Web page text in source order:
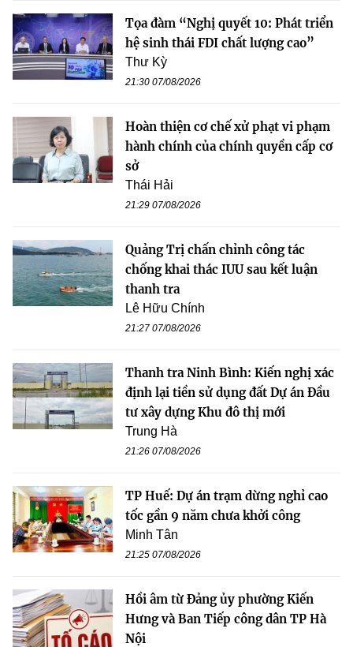
Tọa đàm “Nghị quyết 10: Phát triển
hệ sinh thái FDI chất lượng cao”
Thư Kỳ
21:30 07/08/2026
Hoàn thiện cơ chế xử phạt vi phạm
hành chính của chính quyền cấp cơ
sở
Thái Hải
21:29 07/08/2026
Quảng Trị chấn chỉnh công tác
chống khai thác IUU sau kết luận
thanh tra
Lê Hữu Chính
21:27 07/08/2026
Thanh tra Ninh Bình: Kiến nghị xác
định lại tiền sử dụng đất Dự án Đầu
tư xây dựng Khu đô thị mới
Trung Hà
21:26 07/08/2026
TP Huế: Dự án trạm dừng nghỉ cao
tốc gần 9 năm chưa khởi công
Minh Tân
21:25 07/08/2026
Hồi âm từ Đảng ủy phường Kiến
Hưng và Ban Tiếp công dân TP Hà
Nội